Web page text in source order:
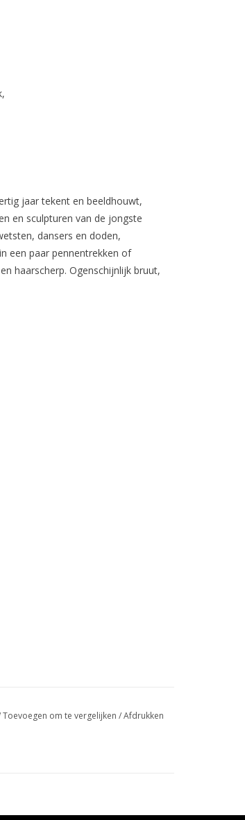
jaar tekent en beeldhouwt,
en sculpturen van de jongste
dansers en doden,
een paar pennentrekken of
haarscherp. Ogenschijnlijk bruut,
Toevoegen om te vergelijken /Afdrukken